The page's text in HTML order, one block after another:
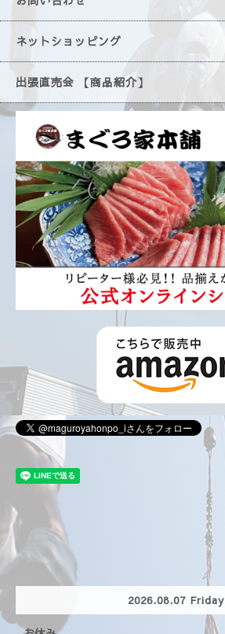
ネットショッピング
出張直売会 【商品紹介】
2026.08.07 Friday